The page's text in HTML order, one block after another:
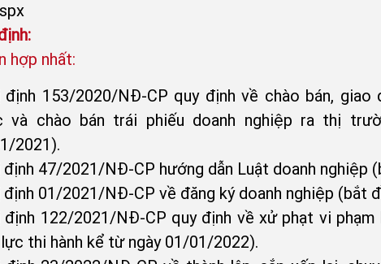
hợp nhất:
định 153/2020/NĐ-CP quy định về chào bán,
và chào bán trái phiếu doanh nghiệp ra thị
2021).
định 47/2021/NĐ-CP hướng dẫn Luật doanh
định 01/2021/NĐ-CP về đăng ký doanh nghiệp (bắt
định 122/2021/NĐ-CP quy định về xử phạt vi
thi hành kể từ ngày 01/01/2022).